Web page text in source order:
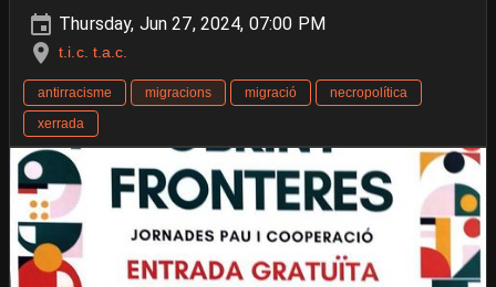
Thursday, Jun 27, 2024, 07:00 PM
t.i.c. t.a.c.
antirracisme migracions migració
necropolítica
xerrada